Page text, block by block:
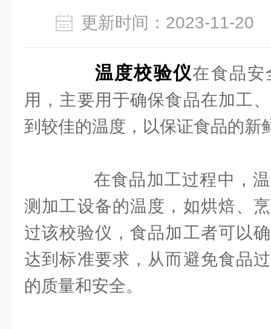
更新时间：2023-11-
温度校验仪在食品安
用，主要用于确保食品在加工
到较佳的温度，以保证食品的新
在食品加工过程中，温
测加工设备的温度，如烘焙、
过该校验仪，食品加工者可以
达到标准要求，从而避免食品
的质量和安全。